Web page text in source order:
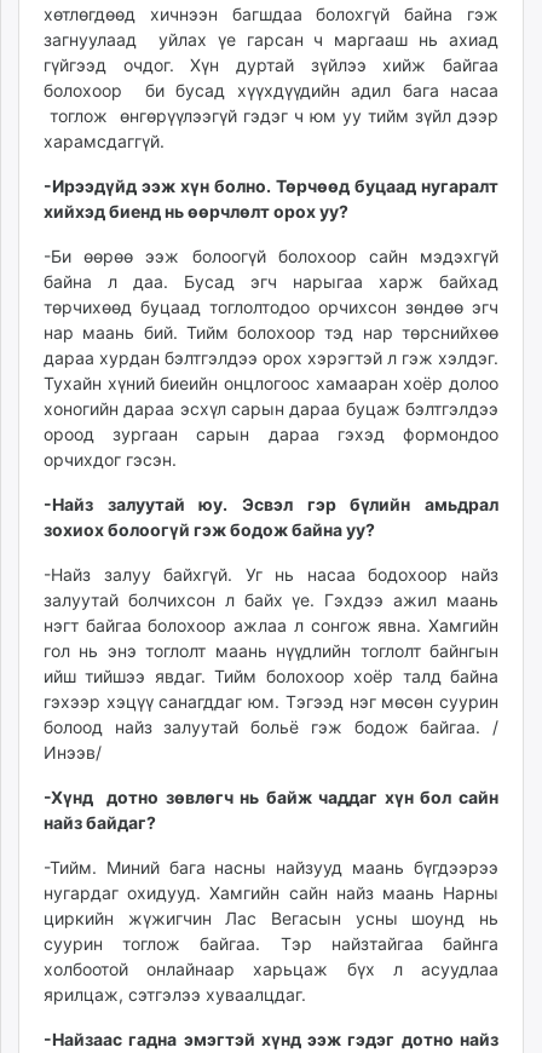
хөтлөгдөөд хичнээн багшдаа болохгүй байна гэж
загнуулаад уйлах үе гарсан ч маргааш нь ахиад
гүйгээд очдог. Хүн дуртай зүйлээ хийж байгаа
болохоор би бусад хүүхдүүдийн адил бага насаа
тоглож өнгөрүүлээгүй гэдэг ч юм уу тийм зүйл дээр
харамсдаггүй.
-Ирээдүйд ээж хүн болно. Төрчөөд буцаад нугаралт
хийхэд биенд нь өөрчлөлт орох уу?
-Би өөрөө ээж болоогүй болохоор сайн мэдэхгүй
байна л даа. Бусад эгч нарыгаа харж байхад
төрчихөөд буцаад тоглолтодоо орчихсон зөндөө эгч
нар маань бий. Тийм болохоор тэд нар төрснийхөө
дараа хурдан бэлтгэлдээ орох хэрэгтэй л гэж хэлдэг.
Тухайн хүний биеийн онцлогоос хамааран хоёр долоо
хоногийн дараа эсхүл сарын дараа буцаж бэлтгэлдээ
ороод зургаан сарын дараа гэхэд формондоо
орчихдог гэсэн.
-Найз залуутай юу. Эсвэл гэр бүлийн амьдрал
зохиох болоогүй гэж бодож байна уу?
-Найз залуу байхгүй. Уг нь насаа бодохоор найз
залуутай болчихсон л байх үе. Гэхдээ ажил маань
нэгт байгаа болохоор ажлаа л сонгож явна. Хамгийн
гол нь энэ тоглолт маань нүүдлийн тоглолт байнгын
ийш тийшээ явдаг. Тийм болохоор хоёр талд байна
гэхээр хэцүү санагддаг юм. Тэгээд нэг мөсөн суурин
болоод найз залуутай больё гэж бодож байгаа. /
Инээв/
-Хүнд дотно зөвлөгч нь байж чаддаг хүн бол сайн
найз байдаг?
-Тийм. Миний бага насны найзууд маань бүгдээрээ
нугардаг охидууд. Хамгийн сайн найз маань Нарны
циркийн жүжигчин Лас Вегасын усны шоунд нь
суурин тоглож байгаа. Тэр найзтайгаа байнга
холбоотой онлайнаар харьцаж бүх л асуудлаа
ярилцаж, сэтгэлээ хуваалцдаг.
-Найзаас гадна эмэгтэй хүнд ээж гэдэг дотно найз